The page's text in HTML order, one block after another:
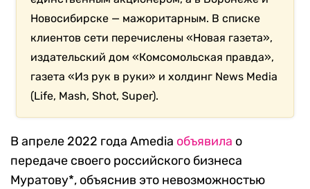
Новосибирске — мажоритарным. В списке
клиентов сети перечислены «Новая газета»,
издательский дом «Комсомольская правда»,
газета «Из рук в руки» и холдинг News Media
(Life, Mash, Shot, Super).
В апреле 2022 года Amedia объявила о
передаче своего российского бизнеса
Муратову*, объяснив это невозможностью